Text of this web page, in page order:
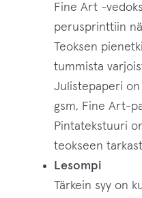
Fine Art -
perusprinttiin
Teoksen
tummista
Julistepaperi
gsm, Fine Art-
Pintatekstuuri
teokseen
Lesompi
Tärkein syy on